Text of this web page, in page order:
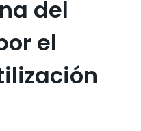
del
el